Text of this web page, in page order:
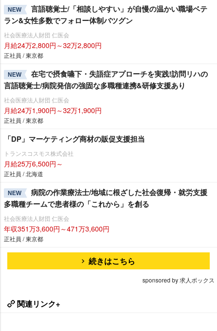
NEW
言語聴覚士/「相談しやすい」が自慢の温かい職場ベテ
ラン&女性多数でフォロー体制バツグン
社会医療法人財団 仁医会
月給24万2,800円～32万2,800円
正社員 / 東京都
NEW
在宅で摂食嚥下・失語症アプローチを実践!訪問リハの
言語聴覚士/病院発信の強固な多職種連携&研修支援あり
社会医療法人財団 仁医会
月給24万1,900円～32万1,900円
正社員 / 東京都
「DP」マーケティング商材の販促支援担当
トランスコスモス株式会社
月給25万6,500円～
正社員 / 北海道
NEW
病院の作業療法士/地域に根ざした社会復帰・就労支援
多職種チームで患者様の「これから」を創る
社会医療法人財団 仁医会
年収351万3,600円～471万3,600円
正社員 / 東京都
続きはこちら
sponsored by 求人ボックス
関連リンク+